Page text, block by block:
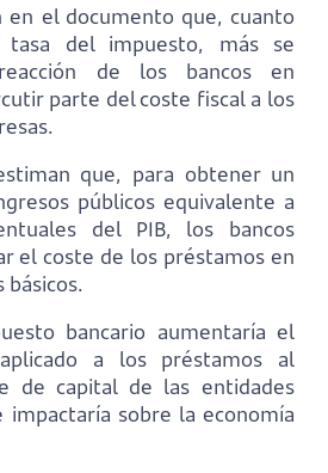
en el documento que, cuanto
del impuesto, más se
de los bancos en
parte del coste fiscal a los
que, para obtener un
públicos equivalente a
del PIB, los bancos
el coste de los préstamos en
básicos.
bancario aumentaría el
a los préstamos al
de capital de las entidades
impactaría sobre la economía